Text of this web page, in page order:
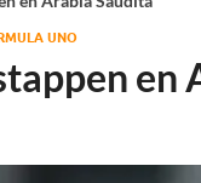
UNO
en